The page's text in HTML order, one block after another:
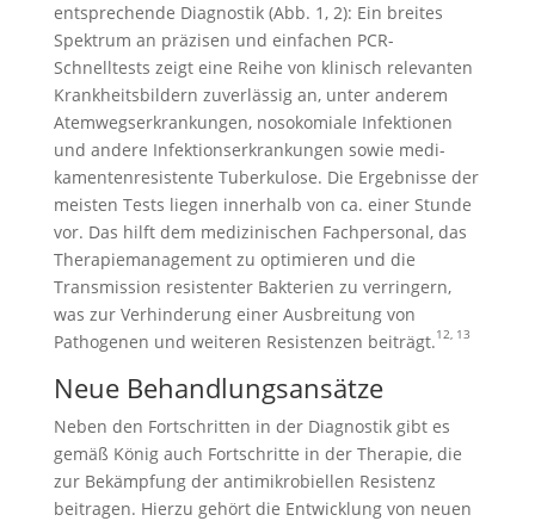
entsprechende Diagnostik (Abb. 1, 2): Ein breites
Spektrum an präzisen und einfachen PCR-
Schnelltests zeigt eine Reihe von klinisch relevanten
Krankheitsbildern zuverlässig an, unter anderem
Atemwegserkrankungen, nosokomiale Infektionen
und andere Infektions­erkran­kun­gen sowie medi­
kamentenresistente Tuberkulose. Die Ergebnisse der
meisten Tests liegen innerhalb von ca. einer Stunde
vor. Das hilft dem medizi­ni­schen Fachpersonal, das
Therapiemanagement zu optimieren und die
Transmission resistenter Bakterien zu verringern,
was zur Verhinderung einer Ausbreitung von
Pathogenen und weiteren Resistenzen beiträgt.12, 13
Neue Behandlungsansätze
Neben den Fortschritten in der Diagnostik gibt es
gemäß König auch Fortschritte in der Therapie, die
zur Bekämpfung der antimikrobiellen Resistenz
beitragen. Hierzu gehört die Entwicklung von neuen